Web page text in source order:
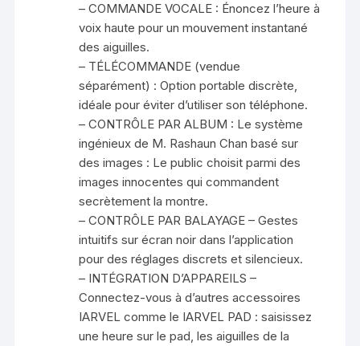
– COMMANDE VOCALE : Énoncez l’heure à
voix haute pour un mouvement instantané
des aiguilles.
– TÉLÉCOMMANDE (vendue
séparément) : Option portable discrète,
idéale pour éviter d’utiliser son téléphone.
– CONTRÔLE PAR ALBUM : Le système
ingénieux de M. Rashaun Chan basé sur
des images : Le public choisit parmi des
images innocentes qui commandent
secrètement la montre.
– CONTRÔLE PAR BALAYAGE – Gestes
intuitifs sur écran noir dans l’application
pour des réglages discrets et silencieux.
– INTÉGRATION D’APPAREILS –
Connectez-vous à d’autres accessoires
IARVEL comme le IARVEL PAD : saisissez
une heure sur le pad, les aiguilles de la